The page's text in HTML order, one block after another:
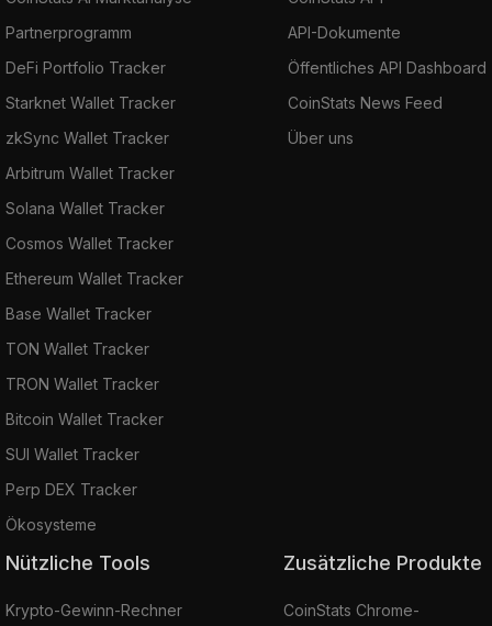
Partnerprogramm
DeFi Portfolio Tracker
Starknet Wallet Tracker
zkSync Wallet Tracker
Arbitrum Wallet Tracker
Solana Wallet Tracker
Cosmos Wallet Tracker
Ethereum Wallet Tracker
Base Wallet Tracker
TON Wallet Tracker
TRON Wallet Tracker
Bitcoin Wallet Tracker
SUI Wallet Tracker
Perp DEX Tracker
Ökosysteme
API-Dokumente
Öffentliches API Dashboard
CoinStats News Feed
Über uns
Nützliche Tools
Krypto-Gewinn-Rechner
Zusätzliche Produkte
CoinStats Chrome-